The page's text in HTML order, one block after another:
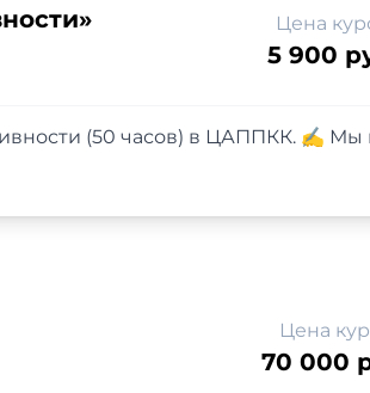
Цена
5 900
(50 часов) в ЦАППКК. ✍ Мы
Цена
70 000